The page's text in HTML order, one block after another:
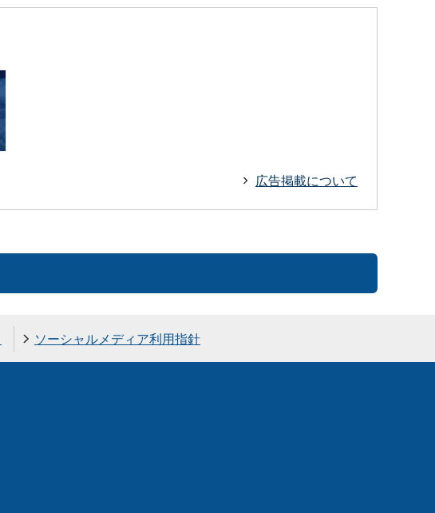
広告掲載について
ソーシャルメディア利用指針